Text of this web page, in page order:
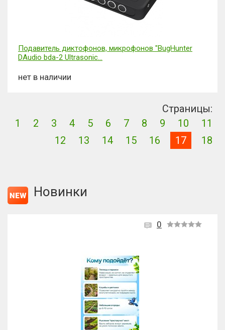
Подавитель диктофонов, микрофонов "BugHunter
DAudio bda-2 Ultrasonic...
нет в наличии
Страницы:
1
2 3 4 5 6 7 8 9 10
11
12
13 14 15 16 17 18
Новинки
0